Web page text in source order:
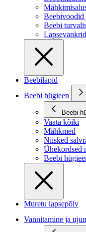
Beebivoodid
Beebi
Beebilapid
Beebi hügieen
Beebi
Vaata kõiki
Mähkmed
Niisked
Ühekordsed
Beebi
Muretu lapsepõlv
Vannitamine ja